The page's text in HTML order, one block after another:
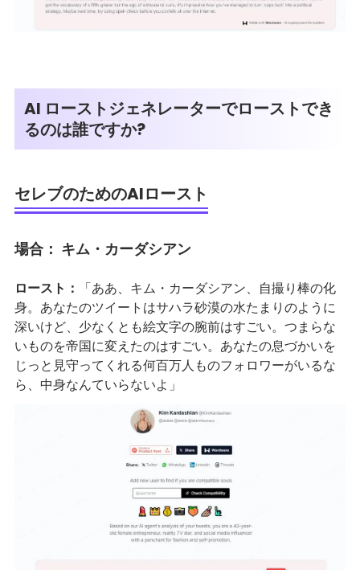
AI ローストジェネレーターでローストでき
るのは誰ですか?
セレブのためのAIロースト
場合： キム・カーダシアン
ロースト：
「ああ、キム・カーダシアン、自撮り棒の化
身。あなたのツイートはサハラ砂漠の水たまりのように
深いけど、少なくとも絵文字の腕前はすごい。つまらな
いものを帝国に変えたのはすごい。あなたの息づかいを
じっと見守ってくれる何百万人ものフォロワーがいるな
ら、中身なんていらないよ」